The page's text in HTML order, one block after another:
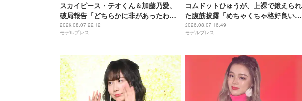
スカイピース・テオくん＆加藤乃愛、
破局報告「どちらかに非があったわけ
ではなく」2023年2月に交際発表
2026.08.07 22:12
モデルプレス
コムドットひゅうが、上裸で鍛えられ
た腹筋披露「めちゃくちゃ格好良い」
「ビジュ爆発してる」の声
2026.08.07 16:49
モデルプレス